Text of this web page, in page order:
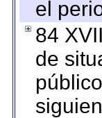
el
84
de